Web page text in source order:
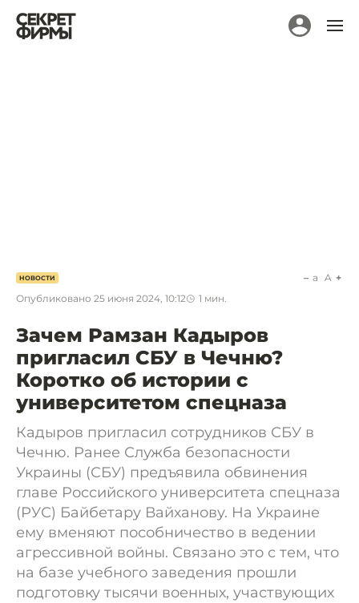
НОВОСТИ
Опубликовано 25 июня 2024, 10:12 1 мин.
a A
Зачем Рамзан Кадыров
пригласил СБУ в Чечню?
Коротко об истории с
университетом спецназа
Кадыров пригласил сотрудников СБУ в
Чечню. Ранее Служба безопасности
Украины (СБУ) предъявила обвинения
главе Российского университета спецназа
(РУС) Байбетару Вайханову. На Украине
ему вменяют пособничество в ведении
агрессивной войны. Связано это с тем, что
на базе учебного заведения прошли
подготовку тысячи военных, участвующих